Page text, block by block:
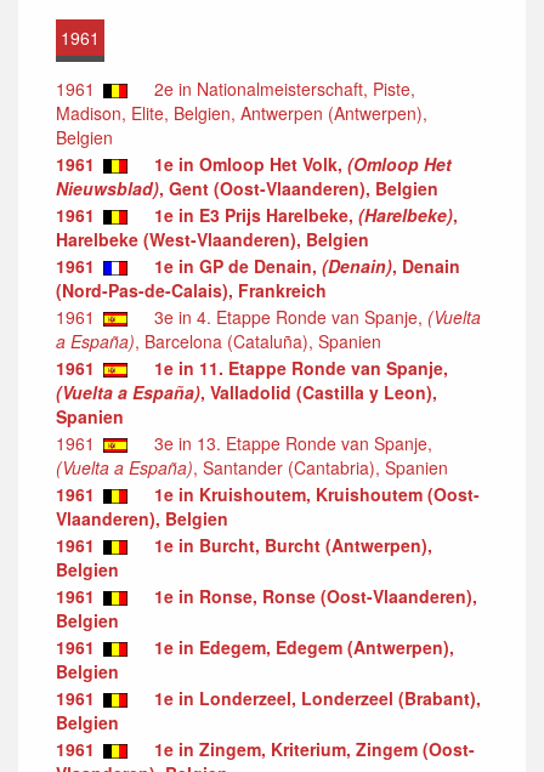
1961
1961
2e in Nationalmeisterschaft, Piste,
Madison, Elite, Belgien, Antwerpen (Antwerpen),
Belgien
1961
1e in Omloop Het Volk, (Omloop Het
Nieuwsblad), Gent (Oost-Vlaanderen), Belgien
1961
1e in E3 Prijs Harelbeke, (Harelbeke),
Harelbeke (West-Vlaanderen), Belgien
1961
1e in GP de Denain, (Denain), Denain
(Nord-Pas-de-Calais), Frankreich
1961
3e in 4. Etappe Ronde van Spanje, (Vuelta
a España), Barcelona (Cataluña), Spanien
1961
1e in 11. Etappe Ronde van Spanje,
(Vuelta a España), Valladolid (Castilla y Leon),
Spanien
1961
3e in 13. Etappe Ronde van Spanje,
(Vuelta a España), Santander (Cantabria), Spanien
1961
1e in Kruishoutem, Kruishoutem (Oost-
Vlaanderen), Belgien
1961
1e in Burcht, Burcht (Antwerpen),
Belgien
1961
1e in Ronse, Ronse (Oost-Vlaanderen),
Belgien
1961
1e in Edegem, Edegem (Antwerpen),
Belgien
1961
1e in Londerzeel, Londerzeel (Brabant),
Belgien
1961
1e in Zingem, Kriterium, Zingem (Oost-